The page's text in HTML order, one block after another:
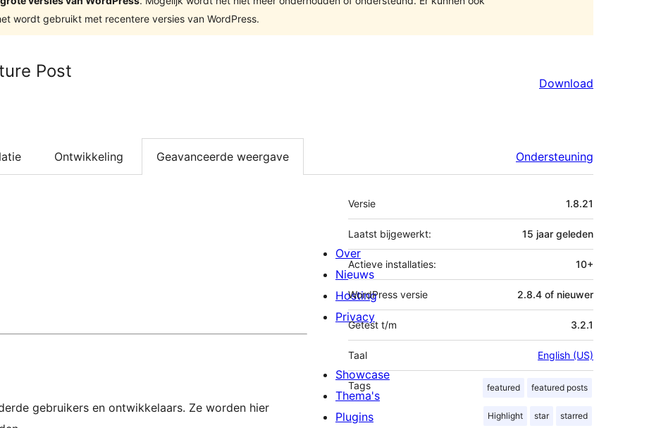
wordt gebruikt met recentere versies van WordPress.
Post
Download
Ontwikkeling Geavanceerde weergave Ondersteuning
gebruikers en ontwikkelaars. Ze worden hier
Meta
Versie 1.8.21
Laatst bijgewerkt: 15 jaar geleden
Actieve installaties: 10+
WordPress versie 2.8.4 of nieuwer
Getest t/m 3.2.1
Taal English (US)
Tags featured featured posts
Highlight star starred
Over
Nieuws
Hosting
Privacy
Showcase
Thema's
Plugins